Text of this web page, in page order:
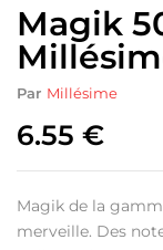
Magik
Par Millésime
6.55 €
Magik de la
merveille. Des